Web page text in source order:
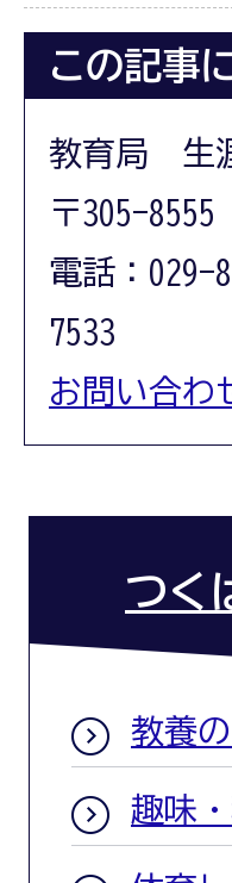
この記事
教育局 生
〒305-
電話：
7533
お問い合わ
つく
教養
趣味